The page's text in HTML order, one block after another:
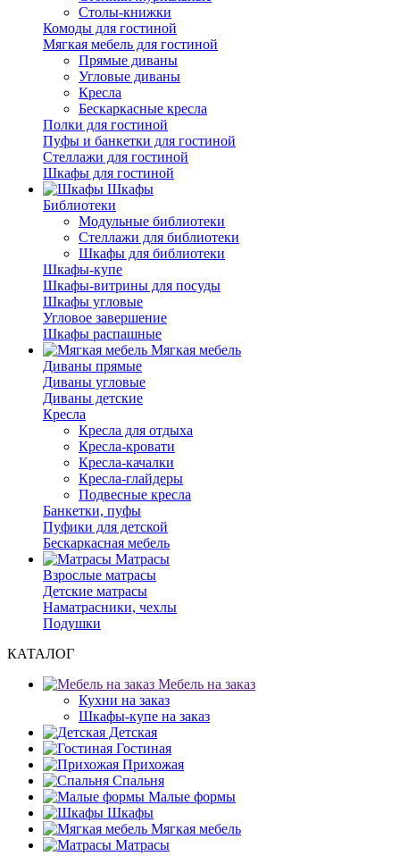
Столы-книжки
Комоды для гостиной
Мягкая мебель для гостиной
Прямые диваны
Угловые диваны
Кресла
Бескаркасные кресла
Полки для гостиной
Пуфы и банкетки для гостиной
Стеллажи для гостиной
Шкафы для гостиной
Шкафы
Библиотеки
Модульные библиотеки
Стеллажи для библиотеки
Шкафы для библиотеки
Шкафы-купе
Шкафы-витрины для посуды
Шкафы угловые
Угловое завершение
Шкафы распашные
Мягкая мебель
Диваны прямые
Диваны угловые
Диваны детские
Кресла
Кресла для отдыха
Кресла-кровати
Кресла-качалки
Кресла-глайдеры
Подвесные кресла
Банкетки, пуфы
Пуфики для детской
Бескаркасная мебель
Матрасы
Взрослые матрасы
Детские матрасы
Наматрасники, чехлы
Подушки
КАТАЛОГ
Мебель на заказ
Кухни на заказ
Шкафы-купе на заказ
Детская
Гостиная
Прихожая
Спальня
Малые формы
Шкафы
Мягкая мебель
Матрасы